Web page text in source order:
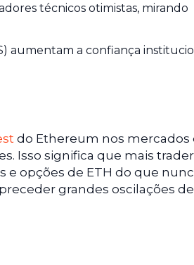
técnicos otimistas, mirando
aumentam a confiança
do Ethereum nos mercados
Isso significa que mais
opções de ETH do que
grandes oscilações de